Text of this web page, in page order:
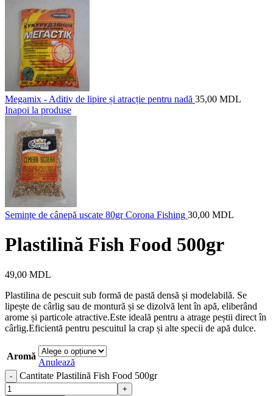
Megamix - Aditiv de lipire și atracție pentru nadă 35,00 MDL
Inapoi la produse
Semințe de cânepă uscate 80gr Corona Fishing 30,00 MDL
Plastilină Fish Food 500gr
49,00 MDL
Plastilina de pescuit sub formă de pastă densă și modelabilă. Se
lipește de cârlig sau de montură și se dizolvă lent în apă, eliberând
arome și particole atractive.Este ideală pentru a atrage peștii direct în
cârlig.Eficientă pentru pescuitul la crap și alte specii de apă dulce.
Aromă
Anulează
Cantitate Plastilină Fish Food 500gr